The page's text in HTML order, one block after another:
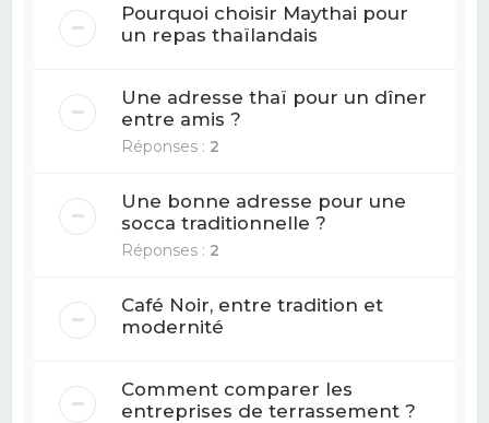
Pourquoi choisir Maythai pour
un repas thaïlandais
Une adresse thaï pour un dîner
entre amis ?
Réponses : 2
Une bonne adresse pour une
socca traditionnelle ?
Réponses : 2
Café Noir, entre tradition et
modernité
Comment comparer les
entreprises de terrassement ?